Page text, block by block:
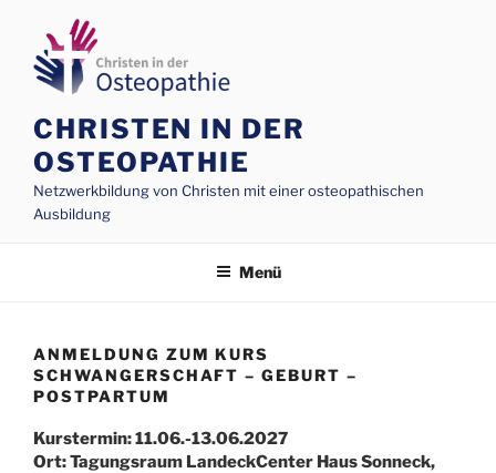
springen
CHRISTEN IN DER
OSTEOPATHIE
Netzwerkbildung von Christen mit einer osteopathischen
Ausbildung
Menü
ANMELDUNG ZUM KURS
SCHWANGERSCHAFT – GEBURT –
POSTPARTUM
Kurstermin: 11.06.-13.06.2027
Ort: Tagungsraum LandeckCenter Haus Sonneck,